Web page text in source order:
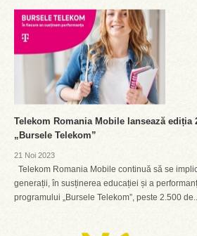
Telekom Romania Mobile lansează ediția
„Bursele Telekom”
21 Noi 2023
Telekom Romania Mobile continuă să se
generații, în susținerea educației și a
programului „Bursele Telekom”, peste 2.500